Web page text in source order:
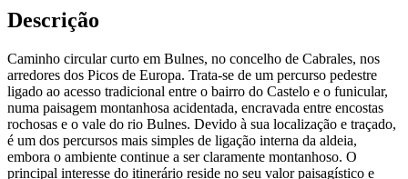
Descrição
Caminho circular curto em Bulnes, no concelho de Cabrales, nos
arredores dos Picos de Europa. Trata-se de um percurso pedestre
ligado ao acesso tradicional entre o bairro do Castelo e o funicular,
numa paisagem montanhosa acidentada, encravada entre encostas
rochosas e o vale do rio Bulnes. Devido à sua localização e traçado,
é um dos percursos mais simples de ligação interna da aldeia,
embora o ambiente continue a ser claramente montanhoso. O
principal interesse do itinerário reside no seu valor paisagístico e